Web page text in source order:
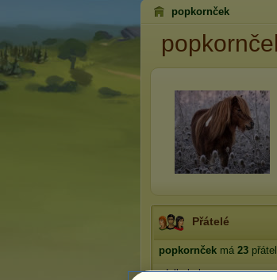
popkornček
Přátelé
popkornček má 23
adelkabobo